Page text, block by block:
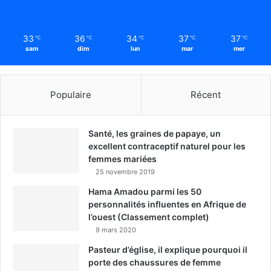
33 ℃
sam
36 ℃
dim
34 ℃
lun
37 ℃
mar
37 ℃
mer
Populaire Récent
Santé, les graines de papaye, un
excellent contraceptif naturel pour les
femmes mariées
25 novembre 2019
Hama Amadou parmi les 50
personnalités influentes en Afrique de
l’ouest (Classement complet)
9 mars 2020
Pasteur d’église, il explique pourquoi il
porte des chaussures de femme